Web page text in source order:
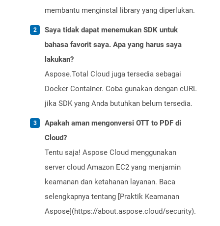
membantu menginstal library yang diperlukan.
Saya tidak dapat menemukan SDK untuk
bahasa favorit saya. Apa yang harus saya
lakukan?
Aspose.Total Cloud juga tersedia sebagai
Docker Container. Coba gunakan dengan cURL
jika SDK yang Anda butuhkan belum tersedia.
Apakah aman mengonversi OTT to PDF di
Cloud?
Tentu saja! Aspose Cloud menggunakan
server cloud Amazon EC2 yang menjamin
keamanan dan ketahanan layanan. Baca
selengkapnya tentang [Praktik Keamanan
Aspose](https://about.aspose.cloud/security).